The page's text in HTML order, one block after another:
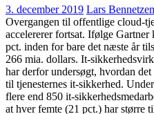
3. december 2019 Lars Bennetzen
Overgangen til offentlige cloud-
accelererer fortsat. Ifølge
pct. inden for bare det næste år
266 mia. dollars. It-
har derfor undersøgt, hvordan
til tjenesternes it-sikkerhed.
flere end 850 it-
at hver femte (21 pct.) har større